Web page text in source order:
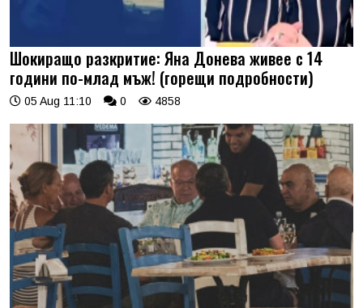
Шокиращо разкритие: Яна Донева живее с 14
години по-млад мъж! (горещи подробности)
05 Aug 11:10 0 4858